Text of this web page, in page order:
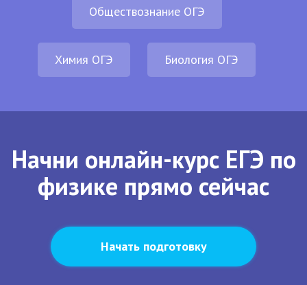
Обществознание ОГЭ
Химия ОГЭ Биология ОГЭ
Начни онлайн-курс ЕГЭ по
физике прямо сейчас
Начать подготовку